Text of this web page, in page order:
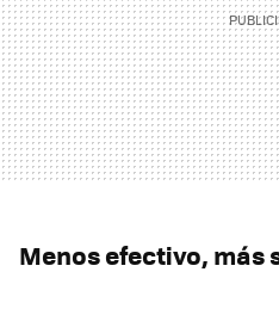
Menos efectivo, más